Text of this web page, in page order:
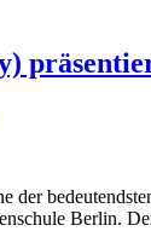
Berlin.